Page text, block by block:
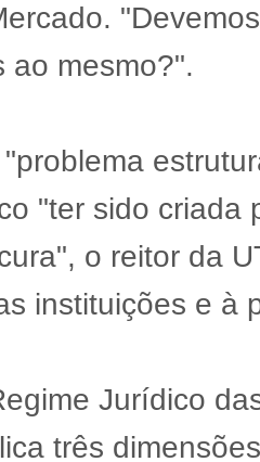
ao mesmo?".
"ter sido criada
o reitor da
instituições e à
Jurídico
três